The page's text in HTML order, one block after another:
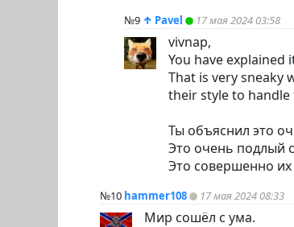
№9 ↑ Pavel 17 мая 2024 03:58
vivnap,
You have explained
That is very sneaky
their style to
Ты объяснил это
Это очень подлый
Это совершенно их
№10 hammer108 17 мая 2024 08:33
Мир сошёл с ума.